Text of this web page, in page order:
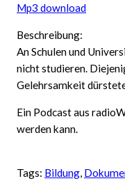
Mp3 download
Beschreibung:
An Schulen und
nicht studieren.
Gelehrsamkeit
Ein Podcast aus
werden kann.
Tags: Bildung,